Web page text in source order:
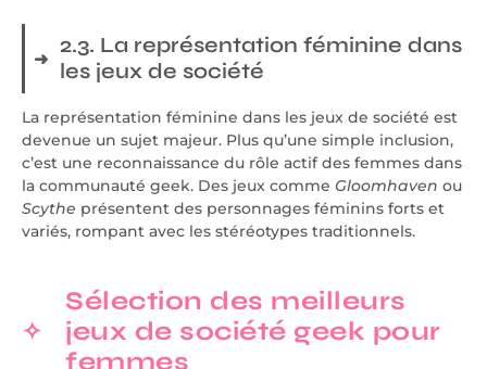
2.3. La représentation féminine dans
les jeux de société
La représentation féminine dans les jeux de société est
devenue un sujet majeur. Plus qu’une simple inclusion,
c’est une reconnaissance du rôle actif des femmes dans
la communauté geek. Des jeux comme Gloomhaven ou
Scythe présentent des personnages féminins forts et
variés, rompant avec les stéréotypes traditionnels.
Sélection des meilleurs
jeux de société geek pour
femmes